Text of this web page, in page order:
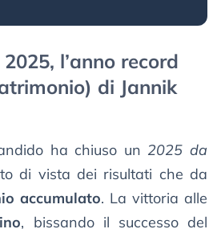
l’anno record
di Jannik
ha chiuso un 2025 da
di vista dei risultati che da
accumulato. La vittoria alle
, bissando il successo del